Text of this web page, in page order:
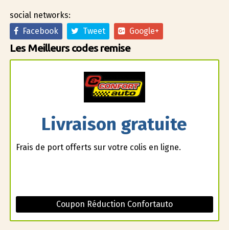
social networks:
Facebook
Tweet Google+
Les Meilleurs codes remise
Livraison gratuite
Frais de port offerts sur votre colis en ligne.
Coupon Réduction Confortauto